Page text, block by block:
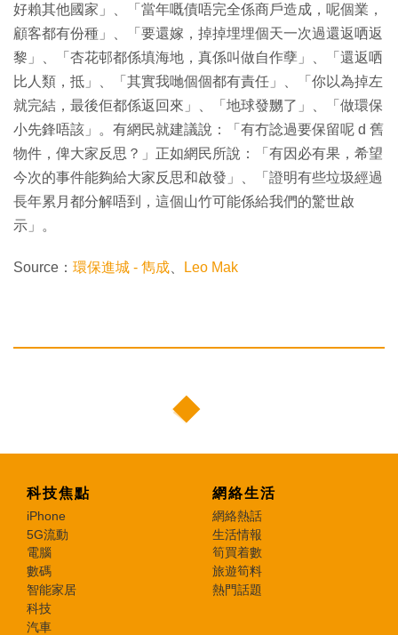
好賴其他國家」、「當年嘅債唔完全係商戶造成，呢個業，
顧客都有份種」、「要還嫁，掉掉埋埋個天一次過還返哂返
黎」、「杏花邨都係填海地，真係叫做自作孽」、「還返哂
比人類，抵」、「其實我哋個個都有責任」、「你以為掉左
就完結，最後佢都係返回來」、「地球發嬲了」、「做環保
小先鋒唔該」。有網民就建議說：「有冇諗過要保留呢 d 舊
物件，俾大家反思？」正如網民所說：「有因必有果，希望
今次的事件能夠給大家反思和啟發」、「證明有些垃圾經過
長年累月都分解唔到，這個山竹可能係給我們的驚世啟
示」。
Source： 環保進城 - 雋成 Leo Mak
科技焦點
iPhone
5G流動
電腦
數碼
智能家居
科技
汽車
網絡生活
網絡熱話
生活情報
筍買着數
旅遊筍料
熱門話題